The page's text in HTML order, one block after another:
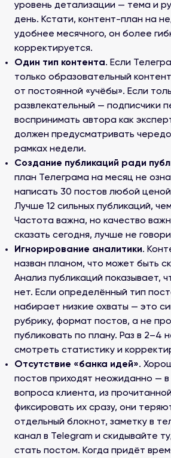
уровень детализации — тема и
день. Кстати, контент-план на
удобнее месячного, он более
корректируется.
Один тип контента. Если
только образовательный
от постоянной «учёбы». Если
развлекательный — подписчики
воспринимать автора как
должен предусматривать
рамках недели.
Создание публикаций ради
план Телеграма на месяц не
написать 30 постов любой
Лучше 12 сильных публикаций,
Частота важна, но качество
сказать сегодня, лучше не
Игнорирование аналитики.
назван планом, что может быть
Анализ публикаций показывает,
нет. Если определённый тип
набирает низкие охваты — это
рубрику, формат постов, а не
публиковать по плану. Раз в 2–4
смотреть статистику и
Отсутствие «банка идей».
постов приходят неожиданно — в
вопроса клиента, из
фиксировать их сразу, они
отдельный блокнот, заметку в
канал в Telegram и скидывайте
стать постом. Когда придёт